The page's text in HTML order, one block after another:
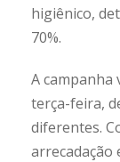
higiênico,
70%.
A campanha
terça-feira,
diferentes.
arrecadação